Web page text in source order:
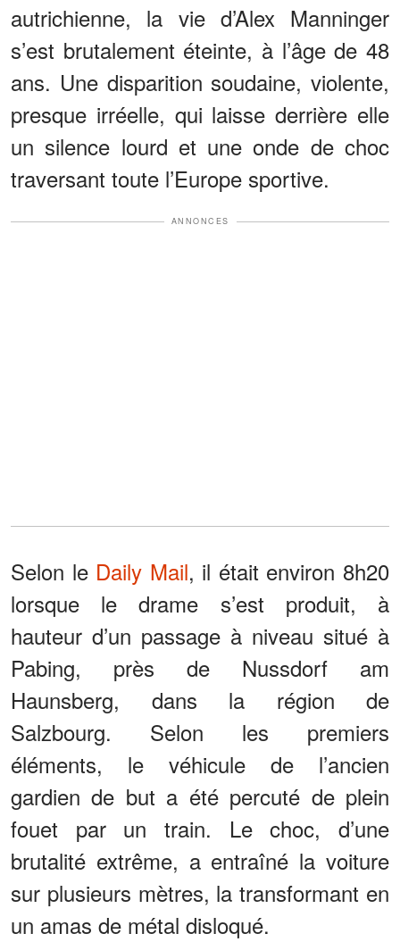
autrichienne, la vie d’Alex Manninger
s’est brutalement éteinte, à l’âge de 48
ans. Une disparition soudaine, violente,
presque irréelle, qui laisse derrière elle
un silence lourd et une onde de choc
traversant toute l’Europe sportive.
ANNONCES
Selon le Daily Mail, il était environ 8h20
lorsque le drame s’est produit, à
hauteur d’un passage à niveau situé à
Pabing, près de Nussdorf am
Haunsberg, dans la région de
Salzbourg. Selon les premiers
éléments, le véhicule de l’ancien
gardien de but a été percuté de plein
fouet par un train. Le choc, d’une
brutalité extrême, a entraîné la voiture
sur plusieurs mètres, la transformant en
un amas de métal disloqué.